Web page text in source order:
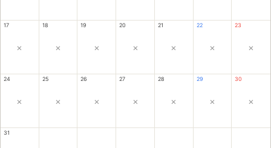
17
×
18
×
19
×
20
×
21
×
22
×
23
×
24
×
25
×
26
×
27
×
28
×
29
×
30
×
31